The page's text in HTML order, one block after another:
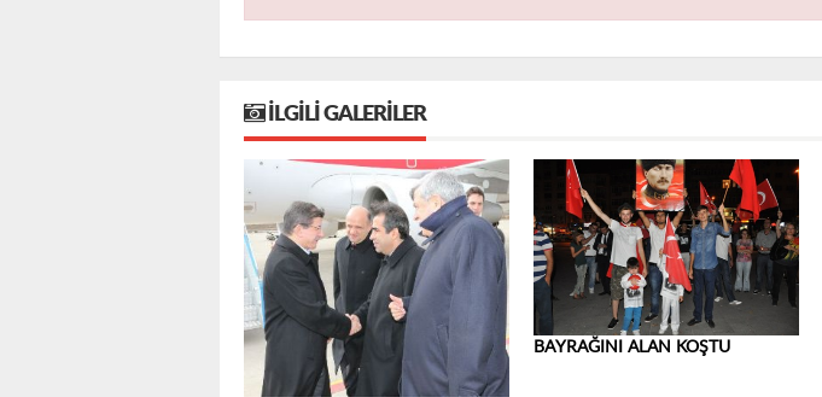
İLGILI GALERILER
BAYRAĞINI ALAN KOŞTU